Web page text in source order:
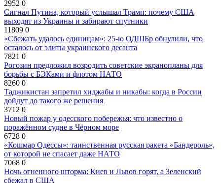
2952 0
Сигнал Путина, который услышал Трамп: почему США
выходят из Украины и забирают спутники
11809 0
«Сбежать удалось единицам»: 25-ю ОДШБр обнулили, что
осталось от элиты украинского десанта
7821 0
Рогозин предложил возродить советские экранопланы для
борьбы с БЭКами и флотом НАТО
8260 0
Таджикистан запретил хиджабы и никабы: когда в России
дойдут до такого же решения
3712 0
Новый пожар у одесского побережья: что известно о
поражённом судне в Чёрном море
6728 0
«Кошмар Одессы»: таинственная русская ракета «Бандероль»,
от которой не спасает даже НАТО
7068 0
Ночь огненного шторма: Киев и Львов горят, а Зеленский
сбежал в США